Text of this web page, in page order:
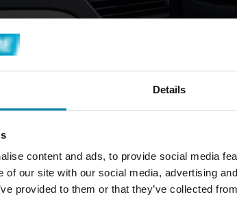
Details
content and ads, to provide social media
of our site with our social media, advertising
provided to them or that they’ve collected
REVNE
LÆS MERE
VI